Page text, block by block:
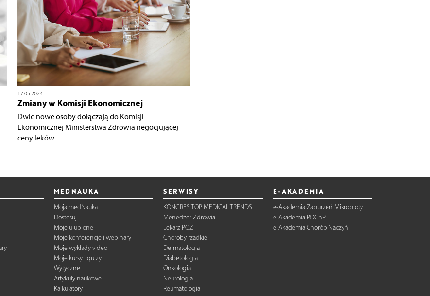
17.05.2024
Zmiany w Komisji Ekonomicznej
Dwie nowe osoby dołączają do Komisji
Ekonomicznej Ministerstwa Zdrowia negocjującej
ceny leków...
MEDNAUKA
Moja medNauka
Dostosuj
Moje ulubione
Moje konferencje i webinary
Moje wykłady video
Moje kursy i quizy
Wytyczne
Artykuły naukowe
Kalkulatory
SERWISY
KONGRES TOP MEDICAL TRENDS
Menedżer Zdrowia
Lekarz POZ
Choroby rzadkie
Dermatologia
Diabetologia
Onkologia
Neurologia
Reumatologia
E-AKADEMIA
e-Akademia Zaburzeń Mikrobioty
e-Akademia POChP
e-Akademia Chorób Naczyń